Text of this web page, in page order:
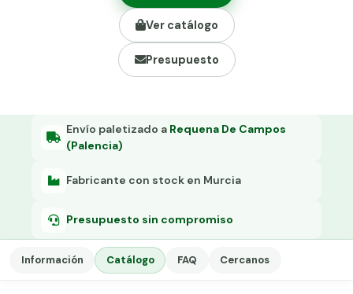
Grapa malla H.
Grapadora
Ver catálogo
Presupuesto
Envío paletizado a Requena De Campos
(Palencia)
Fabricante con stock en Murcia
Presupuesto sin compromiso
Información Catálogo FAQ Cercanos